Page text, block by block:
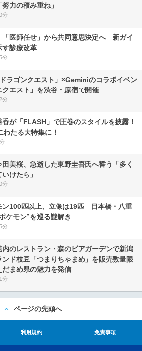
力の積み重ね」
分
「医師任せ」から共同意思決定へ 新ガイ
す診療改革
分
ラゴンクエスト」×Geminiのコラボイベン
クエスト」を渋谷・原宿で開催
分
が「FLASH」で圧巻のスタイルを披露！
わたる大特集に！
美桜、急逝した東野圭吾氏へ誓う「多く
けたら」
分
ン100匹以上、立像は19匹 日本橋・八重
ケモン”を巡る謎解き
分
内のレストラン・森のビアガーデンで新潟
ンド枝豆「つまりちゃまめ」を販売数量限
だまめ県の魅力を発信
分
ページの先頭へ
利用規約 免責事項